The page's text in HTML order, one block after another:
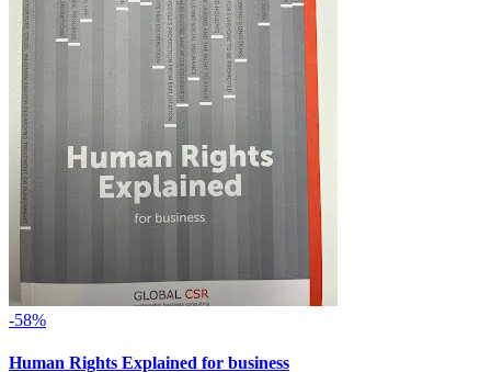
-58%
Human Rights Explained for business